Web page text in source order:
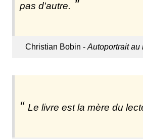
pas d'autre.
Christian Bobin -Autoportrait au
Le livre est la mère du